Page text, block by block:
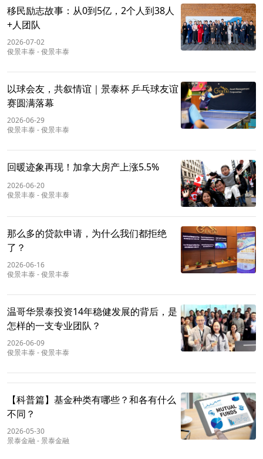
移民励志故事：从0到5亿，2个人到38人
+人团队
2026-07-02
俊景丰泰-俊景丰泰
以球会友，共叙情谊｜景泰杯 乒乓球友谊
赛圆满落幕
2026-06-29
俊景丰泰-俊景丰泰
回暖迹象再现！加拿大房产上涨5.5%
2026-06-20
俊景丰泰-俊景丰泰
那么多的贷款申请，为什么我们都拒绝
了？
2026-06-16
俊景丰泰-俊景丰泰
温哥华景泰投资14年稳健发展的背后，是
怎样的一支专业团队？
2026-06-09
俊景丰泰-俊景丰泰
【科普篇】基金种类有哪些？和各有什么
不同？
2026-05-30
景泰金融 -景泰金融